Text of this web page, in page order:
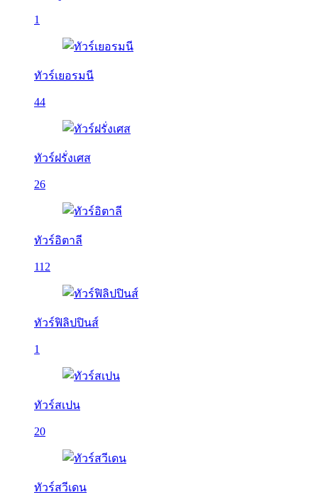
1
ทัวร์เยอรมนี
44
ทัวร์ฝรั่งเศส
26
ทัวร์อิตาลี
112
ทัวร์ฟิลิปปินส์
1
ทัวร์สเปน
20
ทัวร์สวีเดน